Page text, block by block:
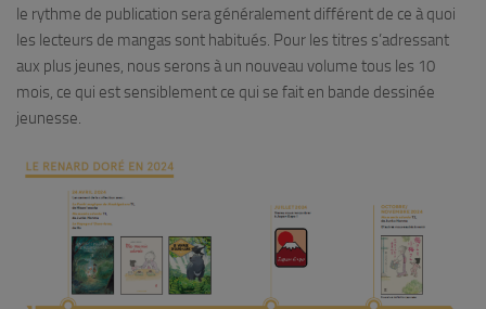
le rythme de publication sera généralement différent de ce à quoi
les lecteurs de mangas sont habitués. Pour les titres s’adressant
aux plus jeunes, nous serons à un nouveau volume tous les 10
mois, ce qui est sensiblement ce qui se fait en bande dessinée
jeunesse.